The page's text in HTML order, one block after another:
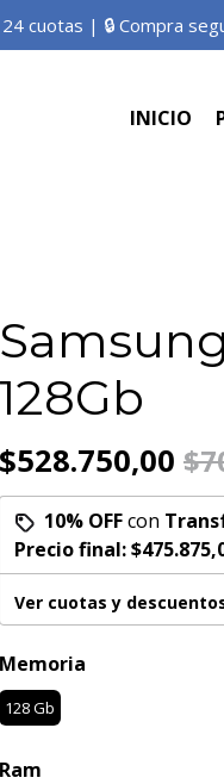
cuotas | 🔒 Compra
INICIO
128Gb
$528.750,00
10% OFFcon
Precio final:
Ver cuotas y
Memoria
128 Gb
Ram